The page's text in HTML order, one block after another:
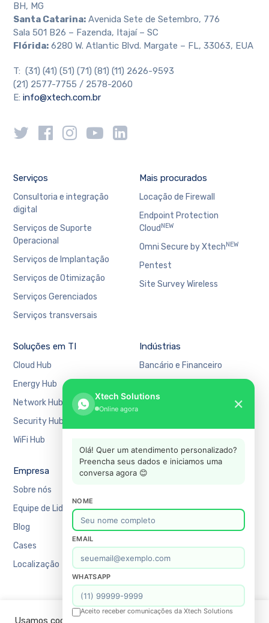
BH, MG
Santa Catarina: Avenida Sete de Setembro, 776
Sala 501 B26 – Fazenda, Itajaí – SC
Flórida: 6280 W. Atlantic Blvd. Margate – FL, 33063, EUA
T: (31) (41) (51) (71) (81) (11) 2626-9593
(21) 2577-7755 / 2578-2060
E:info@xtech.com.br
Serviços
Consultoria e integração
digital
Serviços de Suporte
Operacional
Serviços de Implantação
Serviços de Otimização
Serviços Gerenciados
Serviços transversais
Mais procurados
Locação de Firewall
Endpoint Protection
Cloud NEW
Omni Secure by XtechNEW
Pentest
Site Survey Wireless
Soluções em TI
Cloud Hub
Energy Hub
Network Hub
Security Hub
WiFi Hub
Indústrias
Bancário e Financeiro
Manufatura
Empresa
Sobre nós
Equipe de Liderança
Blog
Cases
Localização
Suporte
Recursos
Blog
Contato
FAQ
Política de Privacidade
Usamos cookies em nosso site para fornecer a experiência
Xtech Solutions
Online agora ✕
Olá! Quer um atendimento personalizado?
Preencha seus dados e iniciamos uma
conversa agora 😊
NOME
EMAIL
WHATSAPP
Aceito receber comunicações da Xtech Solutions